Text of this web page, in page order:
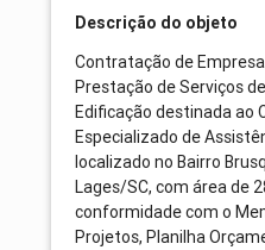
Descrição do objeto
Contratação de
Prestação de Serviços
Edificação destinada ao
Especializado de
localizado no Bairro
Lages/SC, com área de
conformidade com o
Projetos, Planilha